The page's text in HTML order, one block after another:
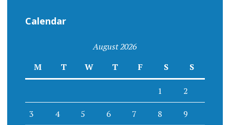
Calendar
August 2026
M
T W T F S S
1 2
3 4 5 6 7 8 9